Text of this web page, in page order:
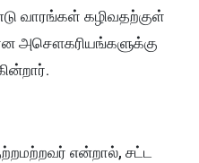
வாரங்கள் கழிவதற்குள்
அசௌகரியங்களுக்கு
என்றால், சட்ட